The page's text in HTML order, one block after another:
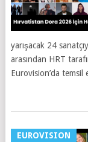
yarışacak 24
arasından HRT
Eurovision’da temsil
EUROVISION